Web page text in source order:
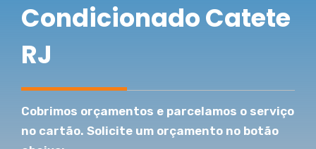
Condicionado Catete
RJ
Cobrimos orçamentos e parcelamos o serviço
no cartão. Solicite um orçamento no botão